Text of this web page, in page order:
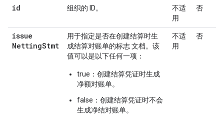
id 组织的 ID。
不适
用
否
issue
NettingStmt
用于指定是否在创建结算时生
成结算对账单的标志 文档。该
值可以是以下任何一项：
true：创建结算凭证时生成
净额对账单。
false：创建结算凭证时不会
生成净结对账单。
不适
用
否